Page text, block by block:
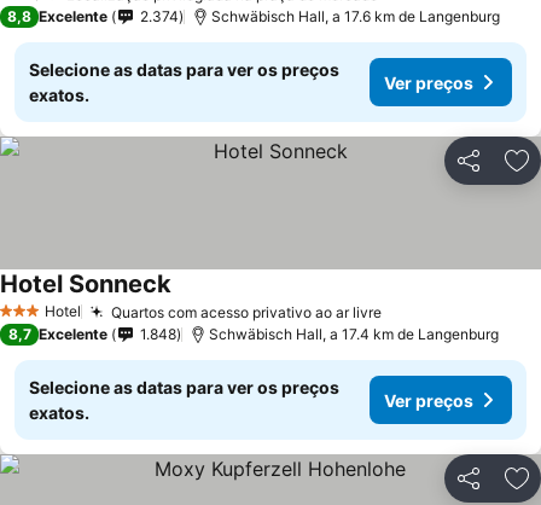
8,8 Excelente 2.374 Schwäbisch Hall, a 17.6 km de Langenburg
Selecione as datas para ver os preços
exatos.
Ver preços
Partilhar
3 EstrelasHotel Quartos com acesso privativo ao ar livre
Hotel Sonneck
8,7 Excelente 1.848 Schwäbisch Hall, a 17.4 km de Langenburg
Selecione as datas para ver os preços
exatos.
Ver preços
Partilhar